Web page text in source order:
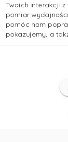
Twoich interakcji z
pomiar
pomóc nam
pokazujemy, a